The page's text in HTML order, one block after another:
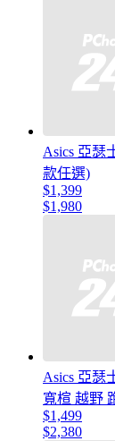
Asics 亞瑟
款任選)
$1,399
$1,980
Asics 亞瑟
寬楦 越野
$1,499
$2,380